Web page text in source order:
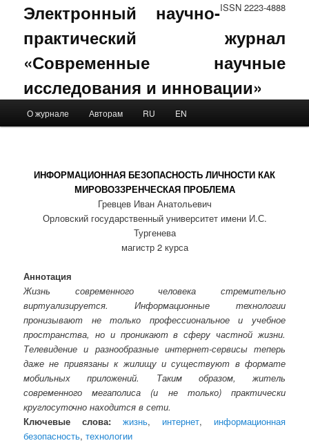
ISSN 2223-4888
Электронный научно-
практический журнал
«Современные научные
исследования и инновации»
Skip to primary content
Skip to secondary content
О журнале Авторам RU EN
ИНФОРМАЦИОННАЯ БЕЗОПАСНОСТЬ ЛИЧНОСТИ КАК
МИРОВОЗЗРЕНЧЕСКАЯ ПРОБЛЕМА
Гревцев Иван Анатольевич
Орловский государственный университет имени И.С.
Тургенева
магистр 2 курса
Аннотация
Жизнь современного человека стремительно
виртуализируется. Информационные технологии
пронизывают не только профессиональное и учебное
пространства, но и проникают в сферу частной жизни.
Телевидение и разнообразные интернет-сервисы теперь
даже не привязаны к жилищу и существуют в формате
мобильных приложений. Таким образом, житель
современного мегаполиса (и не только) практически
круглосуточно находится в сети.
Ключевые слова:
жизнь, интернет, информационная
безопасность,технологии